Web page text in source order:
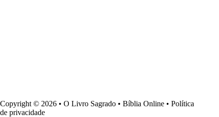
Copyright © 2026 • O Livro Sagrado • Bíblia Online • Política
de privacidade